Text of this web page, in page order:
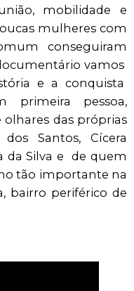
mobilidade e
mulheres com
conseguiram
vamos
e a conquista
primeira pessoa,
das próprias
Santos, Cícera
da Silva e de quem
tão importante na
bairro periférico de